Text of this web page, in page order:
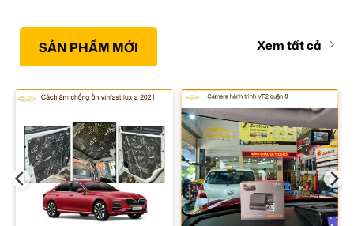
SẢN PHẨM MỚI Xem tất cả